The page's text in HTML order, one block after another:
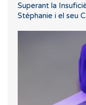
Superant la
Stéphanie i el seu